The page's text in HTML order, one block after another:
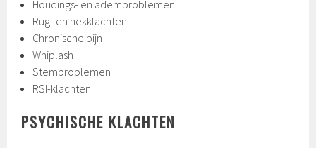
Houdings- en ademproblemen
Rug- en nekklachten
Chronische pijn
Whiplash
Stemproblemen
RSI-klachten
PSYCHISCHE KLACHTEN